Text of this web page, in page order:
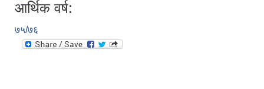
आर्थिक वर्ष:
७५/७६